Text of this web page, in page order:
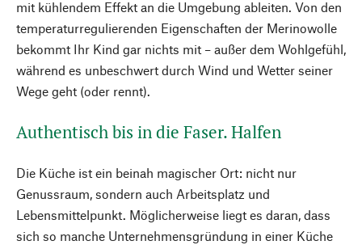
mit kühlendem Effekt an die Umgebung ableiten. Von den
temperaturregulierenden Eigenschaften der Merinowolle
bekommt Ihr Kind gar nichts mit – außer dem Wohlgefühl,
während es unbeschwert durch Wind und Wetter seiner
Wege geht (oder rennt).
Authentisch bis in die Faser. Halfen
Die Küche ist ein beinah magischer Ort: nicht nur
Genussraum, sondern auch Arbeitsplatz und
Lebensmittelpunkt. Möglicherweise liegt es daran, dass
sich so manche Unternehmensgründung in einer Küche